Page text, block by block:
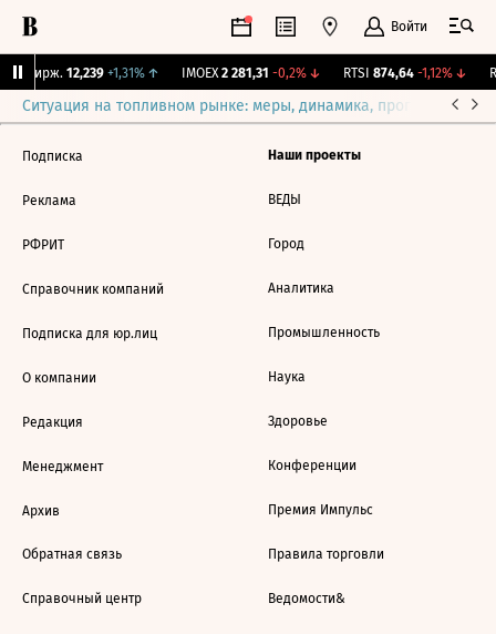
Войти
Бирж. 12,239 +1,31%↑ IMOEX 2 281,31 -0,2%↓ RTSI 874,64 -1,12%↓
Ситуация на топливном рынке: меры, динамика, прогнозы
Подписка
Реклама
РФРИТ
Справочник компаний
Подписка для юр.лиц
О компании
Редакция
Менеджмент
Архив
Обратная связь
Справочный центр
Наши проекты
ВЕДЫ
Город
Аналитика
Промышленность
Наука
Здоровье
Конференции
Премия Импульс
Правила торговли
Ведомости&